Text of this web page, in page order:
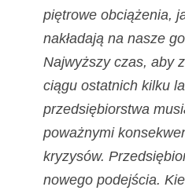
piętrowe obciążenia,
nakładają na nasze
Najwyższy czas, aby
ciągu ostatnich kilku
przedsiębiorstwa
poważnymi
kryzysów.
nowego podejścia.